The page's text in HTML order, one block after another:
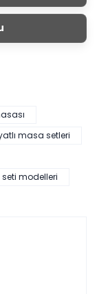
masa setleri
modelleri